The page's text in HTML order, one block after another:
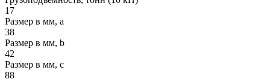
17
Размер в мм, a
38
Размер в мм, b
42
Размер в мм, c
88